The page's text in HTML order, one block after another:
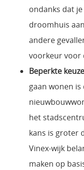
ondanks dat
droomhuis
andere
voorkeur voor
Beperkte
gaan wonen
het
kans is groter
Vinex-wijk
maken op